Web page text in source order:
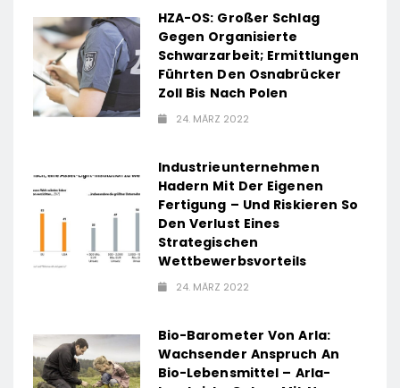
HZA-OS: Großer Schlag
Gegen Organisierte
Schwarzarbeit; Ermittlungen
Führten Den Osnabrücker
Zoll Bis Nach Polen
24. MÄRZ 2022
Industrieunternehmen
Hadern Mit Der Eigenen
Fertigung – Und Riskieren So
Den Verlust Eines
Strategischen
Wettbewerbsvorteils
24. MÄRZ 2022
Bio-Barometer Von Arla:
Wachsender Anspruch An
Bio-Lebensmittel – Arla-